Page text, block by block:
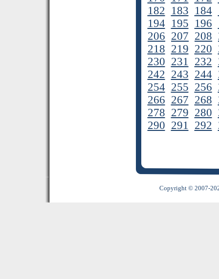
182 183 184
194 195 196
206 207 208
218 219 220
230 231 232
242 243 244
254 255 256
266 267 268
278 279 280
290 291 292
Copyright © 2007-